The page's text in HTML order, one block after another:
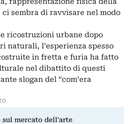
sembra di ravvisare nel modo
ricostruzioni urbane dopo
naturali, l’esperienza spesso
in fretta e furia ha fatto
nel dibattito di questi
slogan del “com’era
mercato dell'arte